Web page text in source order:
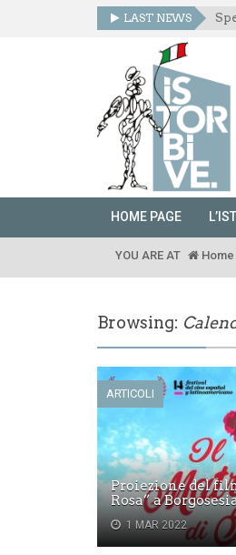
LAST NEWS
HOME PAGE
YOU ARE AT Home
Browsing:
ARTICOLI
Proiezione del
Rosa” a
1 MAR 2022